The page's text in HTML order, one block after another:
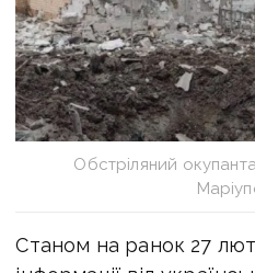
Обстріляний
Станом на ранок 27